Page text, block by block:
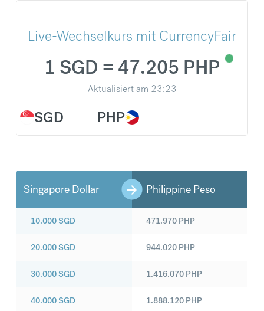
Live-Wechselkurs mit CurrencyFair
SGD
1 SGD = 47.205 PHP
Aktualisiert am 23:23
PHP
Singapore Dollar Philippine Peso
10.000SGD
20.000SGD
30.000SGD
40.000SGD
471.970 PHP
944.020 PHP
1.416.070 PHP
1.888.120 PHP